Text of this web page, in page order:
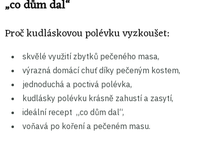
„co dům dal“
Proč kudláskovou polévku vyzkoušet:
skvělé využití zbytků pečeného masa,
výrazná domácí chuť díky pečeným kostem,
jednoduchá a poctivá polévka,
kudlásky polévku krásně zahustí a zasytí,
ideální recept „co dům dal“,
voňavá po koření a pečeném masu.